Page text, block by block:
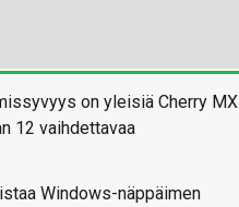
on yleisiä Cherry MX
12 vaihdettavaa
Windows-näppäimen